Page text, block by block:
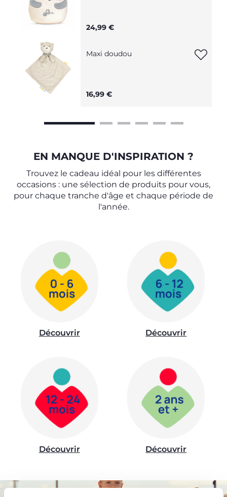
24,99 €
Maxi doudou
16,99 €
EN MANQUE D'INSPIRATION ?
Trouvez le cadeau idéal pour les différentes
occasions : une sélection de produits pour vous,
pour chaque tranche d'âge et chaque période de
l'année.
Découvrir Découvrir
Découvrir Découvrir